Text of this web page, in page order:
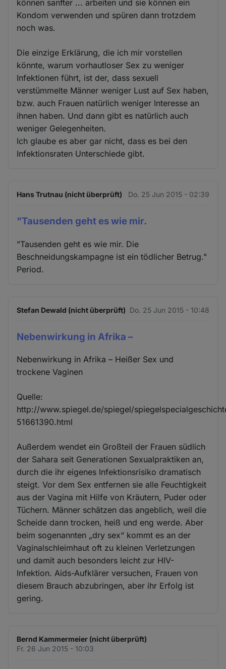
können sanfter ... arbeiten und sie können ein
Kondom verwenden und spüren dann trotzdem
noch was.
Die einzige Erklärung, die ich mir vorstellen
könnte, warum vorhautloser Sex zu weniger
Infektionen führt, ist der, dass sexuell
verstümmelte Männer weniger Lust auf Sex haben,
bzw. auch Frauen natürlich weniger Interesse an
ihnen haben. Und dann gibt es natürlich auch
weniger Gelegenheiten.
Ich glaube es aber gar nicht, dass es bei den
Infektionsraten Unterschiede gibt.
Hans Trutnau (nicht überprüft) Do. 25 Jun 2015 - 02:39
"Tausenden geht es wie mir.
"Tausenden geht es wie mir. Die
Beschneidungskampagne ist ein tödlicher Betrug."
Period.
Stefan Dewald (nicht überprüft) Do. 25 Jun 2015 - 10:48
Nebenwirkung in Afrika –
Nebenwirkung in Afrika – Heißer Sex und
trockene Vaginen
Quelle:
http://www.spiegel.de/spiegel/
51661390.html
Außerdem wendet ein Großteil der Frauen südlich
der Sahara seit Generationen Sexualpraktiken an,
durch die ihr eigenes Infektionsrisiko dramatisch
steigt. Vor dem Sex entfernen sie alle Feuchtigkeit
aus der Vagina mit Hilfe von Kräutern, Puder oder
Tüchern. Männer schätzen das angeblich, weil die
Scheide dann trocken, heiß und eng werde. Aber
beim sogenannten „dry sex“ kommt es an der
Vaginalschleimhaut oft zu kleinen Verletzungen
und damit auch besonders leicht zur HIV-
Infektion. Aids-Aufklärer versuchen, Frauen von
diesem Brauch abzubringen, aber ihr Erfolg ist
gering.
Bernd Kammermeier (nicht überprüft)
Fr. 26 Jun 2015 - 10:03